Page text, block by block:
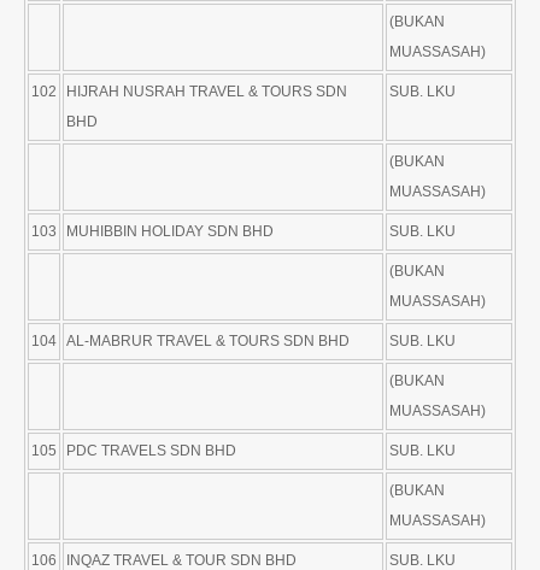
(BUKAN
MUASSASAH)
102
HIJRAH NUSRAH TRAVEL & TOURS SDN
BHD
SUB. LKU
(BUKAN
MUASSASAH)
103 MUHIBBIN HOLIDAY SDN BHD SUB. LKU
(BUKAN
MUASSASAH)
104 AL-MABRUR TRAVEL & TOURS SDN BHD SUB. LKU
(BUKAN
MUASSASAH)
105 PDC TRAVELS SDN BHD SUB. LKU
(BUKAN
MUASSASAH)
106 INQAZ TRAVEL & TOUR SDN BHD SUB. LKU